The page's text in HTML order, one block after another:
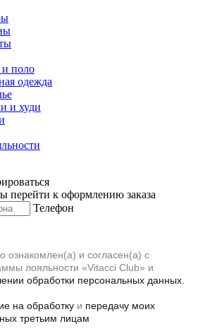
поло
одежда
и худи
перейти к оформлению заказа
Телефон
ознакомлен(а) и согласен(а) с
лояльности «Vitacci Club» и
обработки персональных данных.
на обработку и передачу моих
третьим лицам